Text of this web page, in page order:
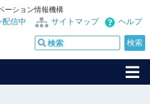
ーション情報機構
ヘルプ
サイトマップ
配信中